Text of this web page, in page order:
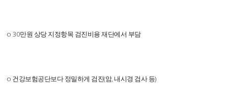
o 30만원 상당 지정항목 검진비용 재단에서 부담
o 건강보험공단보다 정밀하게 검진(암, 내시경 검사 등)